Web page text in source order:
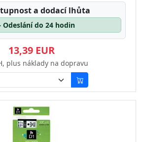
a dodací lhůta
Odeslání do 24 hodin
13,39 EUR
plus náklady na dopravu